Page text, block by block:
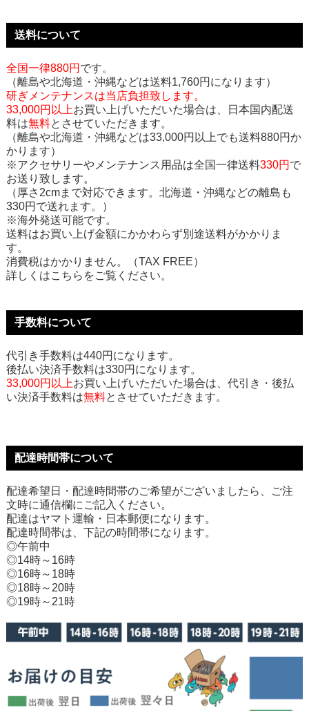
送料について
全国一律880円 です。
（離島や北海道・沖縄などは送料1,760円になります）
研ぎメンテナンスは当店負担致します。
33,000円以上お買い上げいただいた場合は、日本国内配送
料は無料とさせていただきます。
（離島や北海道・沖縄などは33,000円以上でも送料880円か
かります）
※アクセサリーやメンテナンス用品は全国一律送料330円 で
お送り致します。
（厚さ2cmまで対応できます。北海道・沖縄などの離島も
330円で送れます。）
※海外発送可能です。
送料はお買い上げ金額にかかわらず別途送料がかかりま
す。
消費税はかかりません。（TAX FREE）
詳しくはこちらをご覧ください。
手数料について
代引き手数料は440円になります。
後払い決済手数料は330円になります。
33,000円以上お買い上げいただいた場合は、代引き・後払
い決済手数料は無料とさせていただきます。
配達時間帯について
配達希望日・配達時間帯のご希望がございましたら、ご注
文時に通信欄にご記入ください。
配達はヤマト運輸・日本郵便になります。
配達時間帯は、下記の時間帯になります。
◎午前中
◎14時～16時
◎16時～18時
◎18時～20時
◎19時～21時